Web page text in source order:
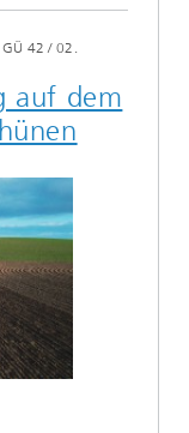
42 /02.
auf dem